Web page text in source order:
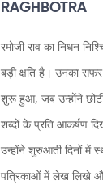
RAGHBOTRA
रमोजी राव का निधन
बड़ी क्षति है। उनका
शुरू हुआ, जब उन्होंने
शब्दों के प्रति आकर्षण
उन्होंने शुरुआती दिनों में
पत्रिकाओं में लेख लिखे